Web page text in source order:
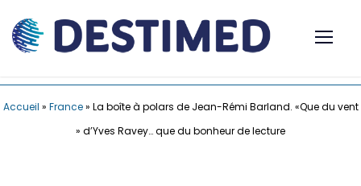
Accueil » France» La boîte à polars de Jean-Rémi Barland. «Que du vent
» d’Yves Ravey… que du bonheur de lecture